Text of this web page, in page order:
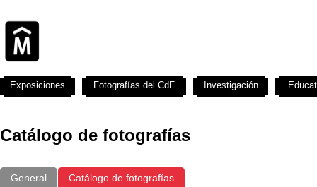
Catálogo de fotografías
General Catálogo de fotografías
Exposiciones Fotografías del CdF Investigación